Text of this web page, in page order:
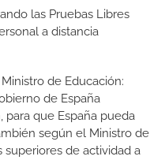
las Pruebas Libres
a distancia
de Educación:
de España
que España pueda
según el Ministro de
superiores de actividad a